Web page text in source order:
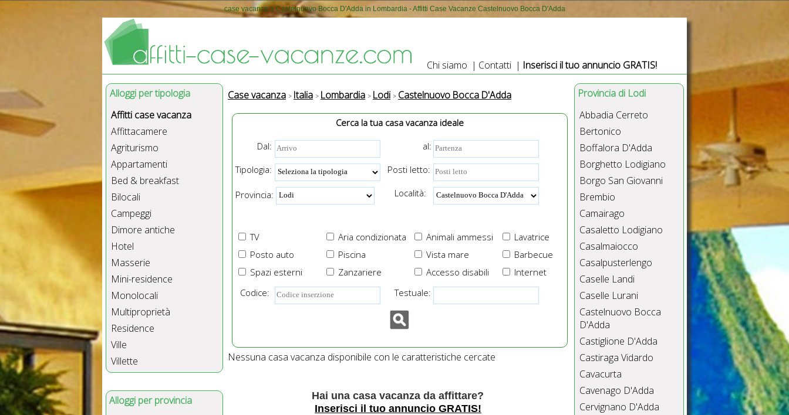
case vacanza a Castelnuovo Bocca D'Adda in Lombardia - Affitti Case Vacanze Castelnuovo Bocca D'Adda
Chi siamo | Contatti | Inserisci il tuo annuncio GRATIS!
Alloggi per tipologia
Affitti case vacanza
Affittacamere
Agriturismo
Appartamenti
Bed & breakfast
Bilocali
Campeggi
Dimore antiche
Hotel
Masserie
Mini-residence
Monolocali
Multiproprietà
Residence
Ville
Villette
Alloggi per provincia
Case vacanza Italia Lombardia Lodi Castelnuovo Bocca D'Adda
Cerca la tua casa vacanza ideale
Dal:
al:
Tipologia:
Posti letto:
Provincia: Località:
TV Aria condizionata Animali ammessi
Lavatrice
Posto auto
Piscina Vista mare
Barbecue
Spazi esterni
Zanzariere Internet
Accesso disabili
Codice:
Testuale:
Nessuna casa vacanza disponibile con le caratteristiche cercate
Hai una casa vacanza da affittare?
Inserisci il tuo annuncio GRATIS!
Provincia di Lodi
Abbadia Cerreto
Bertonico
Boffalora D'Adda
Borghetto Lodigiano
Borgo San Giovanni
Brembio
Camairago
Casaletto Lodigiano
Casalmaiocco
Casalpusterlengo
Caselle Landi
Caselle Lurani
Castelnuovo Bocca
D'Adda
Castiglione D'Adda
Castiraga Vidardo
Cavacurta
Cavenago D'Adda
Cervignano D'Adda